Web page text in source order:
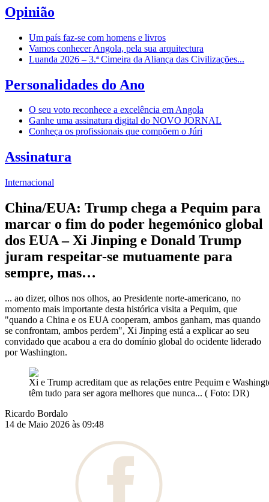
Opinião
Um país faz-se com homens e livros
Vamos conhecer Angola, pela sua arquitectura
Luanda 2026 – 3.ª Cimeira da Aliança das Civilizações...
Personalidades do Ano
O seu voto reconhece a excelência em Angola
Ganhe uma assinatura digital do NOVO JORNAL
Conheça os profissionais que compõem o Júri
Assinatura
Internacional
China/EUA: Trump chega a Pequim para
marcar o fim do poder hegemónico global
dos EUA – Xi Jinping e Donald Trump
juram respeitar-se mutuamente para
sempre, mas…
... ao dizer, olhos nos olhos, ao Presidente norte-americano, no
momento mais importante desta histórica visita a Pequim, que
"quando a China e os EUA cooperam, ambos ganham, mas quando
se confrontam, ambos perdem", Xi Jinping está a explicar ao seu
convidado que acabou a era do domínio global do ocidente liderado
por Washington.
Xi e Trump acreditam que as relações entre Pequim e
têm tudo para ser agora melhores que nunca... ( Foto: DR)
Ricardo Bordalo
14 de Maio 2026 às 09:48